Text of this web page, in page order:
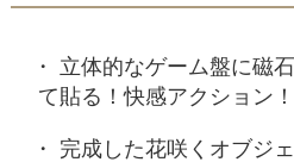
立体的なゲーム盤に磁
て貼る！快感アクション！
完成した花咲くオブジ